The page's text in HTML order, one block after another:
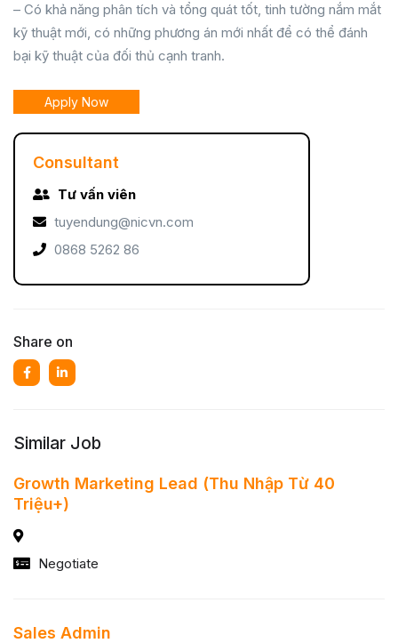
– Có khả năng phân tích và tổng quát tốt, tinh tường nắm mắt
kỹ thuật mới, có những phương án mới nhất để có thể đánh
bại kỹ thuật của đối thủ cạnh tranh.
Apply Now
Consultant
Tư vấn viên
tuyendung@nicvn.com
0868 5262 86
Share on
Similar Job
Growth Marketing Lead (Thu Nhập Từ 40
Triệu+)
Negotiate
Sales Admin